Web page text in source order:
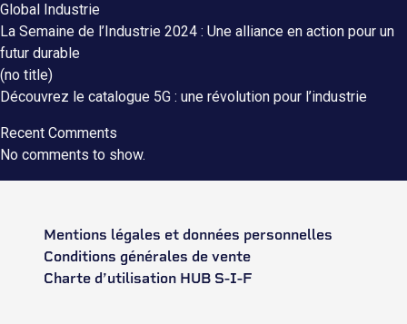
Global Industrie
La Semaine de l’Industrie 2024 : Une alliance en action pour un
futur durable
(no title)
Découvrez le catalogue 5G : une révolution pour l’industrie
Recent Comments
No comments to show.
Mentions légales et données personnelles
Conditions générales de vente
Charte d’utilisation HUB S-I-F